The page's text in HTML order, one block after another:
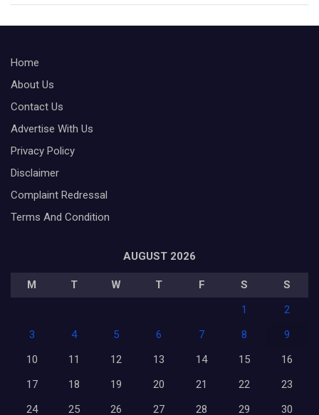
Home
About Us
Contact Us
Advertise With Us
Privacy Policy
Disclaimer
Complaint Redressal
Terms And Condition
AUGUST 2026
M T W T F S
S
1
2
3
4 5 6 7 8
9
10
11 12 13 14 15
16
17
18 19 20 21 22
23
24
25 26 27 28 29 30